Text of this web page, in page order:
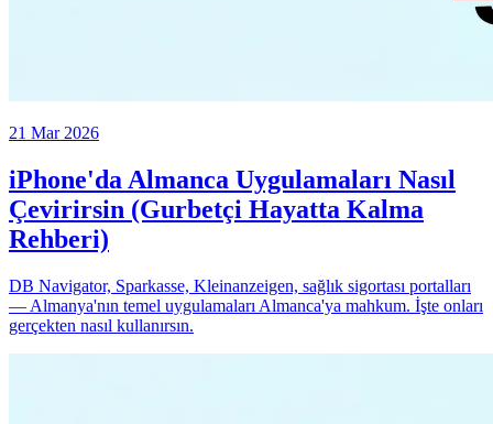
21 Mar 2026
iPhone'da Almanca Uygulamaları Nasıl
Çevirirsin (Gurbetçi Hayatta Kalma
Rehberi)
DB Navigator, Sparkasse, Kleinanzeigen, sağlık sigortası portalları
— Almanya'nın temel uygulamaları Almanca'ya mahkum. İşte onları
gerçekten nasıl kullanırsın.